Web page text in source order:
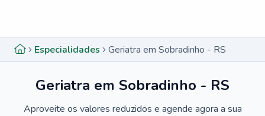
Especialidades Geriatra em Sobradinho - RS
Geriatra em Sobradinho - RS
Aproveite os valores reduzidos e agende agora a sua